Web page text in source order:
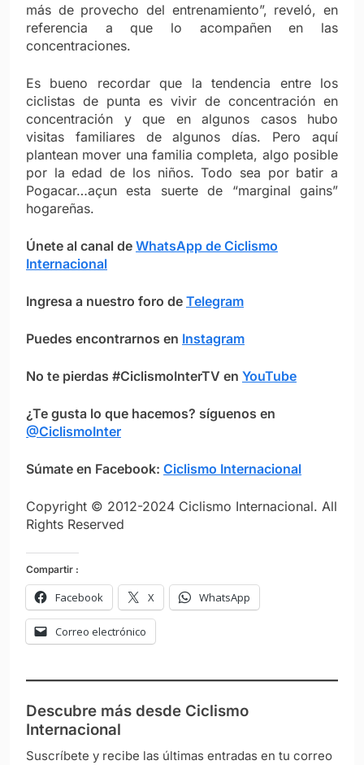
más de provecho del entrenamiento”, reveló, en
referencia a que lo acompañen en las
concentraciones.
Es bueno recordar que la tendencia entre los
ciclistas de punta es vivir de concentración en
concentración y que en algunos casos hubo
visitas familiares de algunos días. Pero aquí
plantean mover una familia completa, algo posible
por la edad de los niños. Todo sea por batir a
Pogacar…açun esta suerte de “marginal gains”
hogareñas.
Únete al canal de WhatsApp de Ciclismo
Internacional
Ingresa a nuestro foro de Telegram
Puedes encontrarnos en Instagram
No te pierdas #CiclismoInterTV en YouTube
¿Te gusta lo que hacemos? síguenos en
@CiclismoInter
Súmate en Facebook: Ciclismo Internacional
Copyright © 2012-2024 Ciclismo Internacional. All
Rights Reserved
Compartir :
Facebook X WhatsApp
Correo electrónico
Descubre más desde Ciclismo
Internacional
Suscríbete y recibe las últimas entradas en tu correo